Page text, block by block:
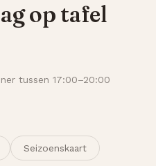
op tafel
tussen 17:00–20:00
Seizoenskaart